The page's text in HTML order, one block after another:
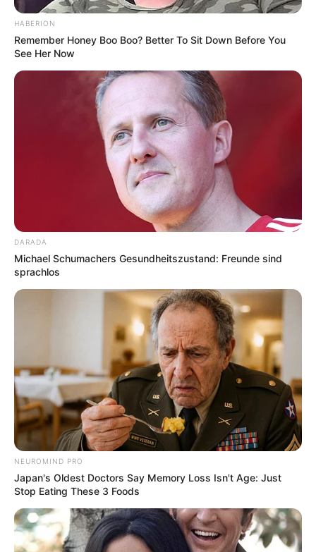
HABERION
Remember Honey Boo Boo? Better To Sit Down Before You
See Her Now
DARADA
Michael Schumachers Gesundheitszustand: Freunde sind
sprachlos
NEUROMIND PRO
Japan's Oldest Doctors Say Memory Loss Isn't Age: Just
Stop Eating These 3 Foods